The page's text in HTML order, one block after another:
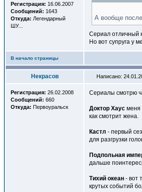
Регистрация: 16.06.2007
Сообщений: 1643
Откуда: Легендарный
ШУ...
А вообще после
Сериал отличный
Но вот супруга у
В начало страницы
Некрасов Написано:
Регистрация: 26.02.2008
Сообщений: 660
Откуда: Первоуральск
Сериалы смотрю
Доктор Хаус меня
как смотрит жена.
Кастл - первый
для разгрузки
Подпольная
дальше
Тихий океан - вот
крутых событий